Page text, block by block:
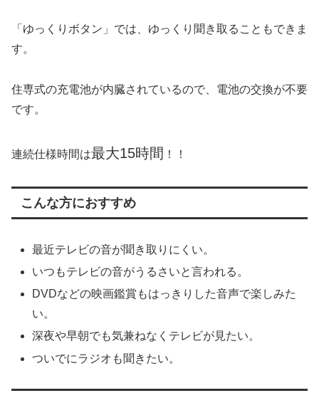
「ゆっくりボタン」では、ゆっくり聞き取ることもできま
す。
住専式の充電池が内臓されているので、電池の交換が不要
です。
連続仕様時間は最大15時間 ！！
こんな方におすすめ
最近テレビの音が聞き取りにくい。
いつもテレビの音がうるさいと言われる。
DVDなどの映画鑑賞もはっきりした音声で楽しみた
い。
深夜や早朝でも気兼ねなくテレビが見たい。
ついでにラジオも聞きたい。